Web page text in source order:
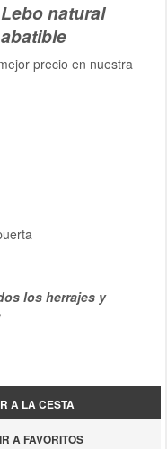
natural
precio en nuestra
los herrajes y
A LA CESTA
A FAVORITOS